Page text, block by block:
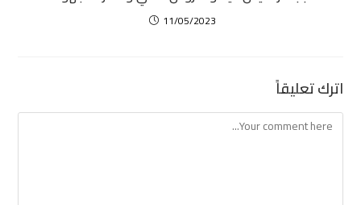
11/05/2023
اترك تعليقاً